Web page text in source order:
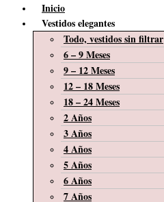
Inicio
Vestidos elegantes
Todo, vestidos sin filtrar
6 – 9 Meses
9 – 12 Meses
12 – 18 Meses
18 – 24 Meses
2 Años
3 Años
4 Años
5 Años
6 Años
7 Años